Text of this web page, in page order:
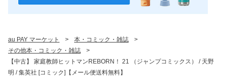
au PAY マーケット > 本・コミック・雑誌
>
その他本・コミック・雑誌
>
【中古】 家庭教師ヒットマンREBORN！ 21 （ジャンプコミックス） / 天野
明 / 集英社 [コミック]【メール便送料無料】